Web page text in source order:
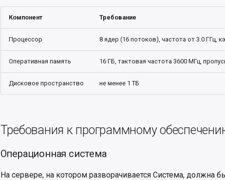
Компонент Требование
Процессор 8 ядер (16 потоков), частота от 3.0 ГГц,
Оперативная память 16 ГБ, тактовая частота 3600 МГц,
Дисковое пространство не менее 1 ТБ
Требования к программному
Операционная система
На сервере, на котором разворачивается Система, должна